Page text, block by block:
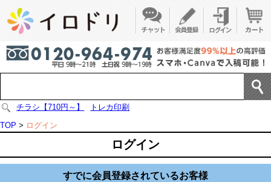
チラシ【710円～】
トレカ印刷
TOP > ログイン
ログイン
すでに会員登録されているお客様